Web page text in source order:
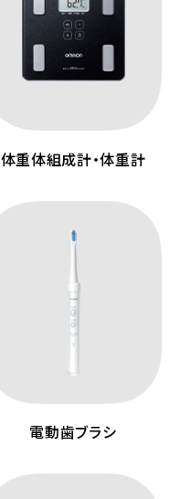
体重体組成計・体重計
電動歯ブラシ